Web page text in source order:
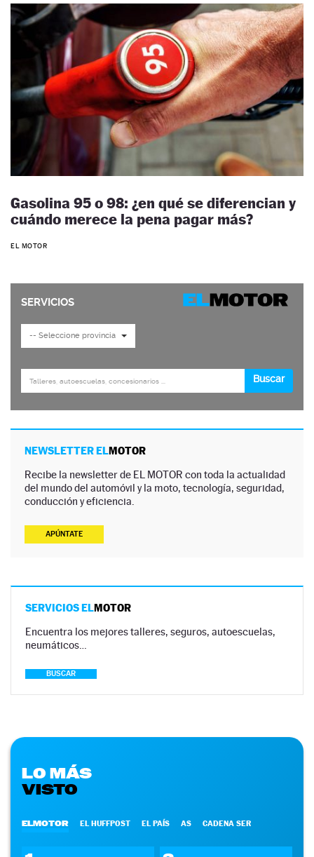
Gasolina 95 o 98: ¿en qué se diferencian y
cuándo merece la pena pagar más?
EL MOTOR
NEWSLETTER ELMOTOR
Recibe la newsletter de EL MOTOR con toda la actualidad
del mundo del automóvil y la moto, tecnología, seguridad,
conducción y eficiencia.
APÚNTATE
SERVICIOS ELMOTOR
Encuentra los mejores talleres, seguros, autoescuelas,
neumáticos…
BUSCAR
LO MÁS
VISTO
ELMOTOR EL HUFFPOST EL PAÍS AS CADENA SER